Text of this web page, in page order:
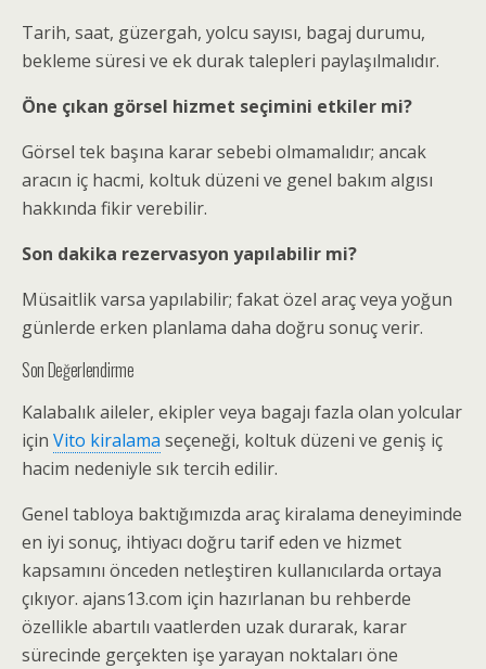
Tarih, saat, güzergah, yolcu sayısı, bagaj durumu,
bekleme süresi ve ek durak talepleri paylaşılmalıdır.
Öne çıkan görsel hizmet seçimini etkiler mi?
Görsel tek başına karar sebebi olmamalıdır; ancak
aracın iç hacmi, koltuk düzeni ve genel bakım algısı
hakkında fikir verebilir.
Son dakika rezervasyon yapılabilir mi?
Müsaitlik varsa yapılabilir; fakat özel araç veya yoğun
günlerde erken planlama daha doğru sonuç verir.
Son Değerlendirme
Kalabalık aileler, ekipler veya bagajı fazla olan yolcular
için Vito kiralama seçeneği, koltuk düzeni ve geniş iç
hacim nedeniyle sık tercih edilir.
Genel tabloya baktığımızda araç kiralama deneyiminde
en iyi sonuç, ihtiyacı doğru tarif eden ve hizmet
kapsamını önceden netleştiren kullanıcılarda ortaya
çıkıyor. ajans13.com için hazırlanan bu rehberde
özellikle abartılı vaatlerden uzak durarak, karar
sürecinde gerçekten işe yarayan noktaları öne